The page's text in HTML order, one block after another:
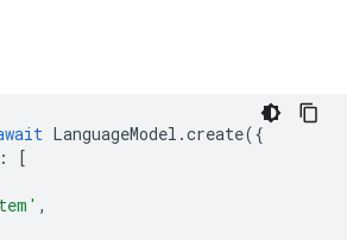
LanguageModel .create({
:
[
,